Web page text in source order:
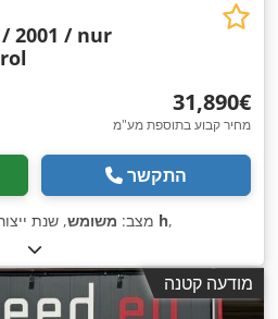
/ 2001 / nur
‏31,890 ‏€
מחיר קבוע בתוספת מע"מ
התקשר
מצב: משומש, שנת 3,824 h,
מודעה קטנה